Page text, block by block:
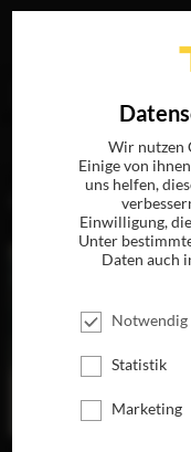
Wir nutzen
Einige von
uns helfen,
Einwilligung,
Unter
Daten auch
Notwendig
Statistik
Marketing